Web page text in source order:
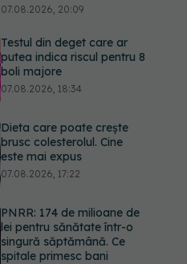
07.08.2026, 20:09
Testul din deget care ar
putea indica riscul pentru 8
boli majore
07.08.2026, 18:34
Dieta care poate crește
brusc colesterolul. Cine
este mai expus
07.08.2026, 17:22
PNRR: 174 de milioane de
lei pentru sănătate într-o
singură săptămână. Ce
spitale primesc bani